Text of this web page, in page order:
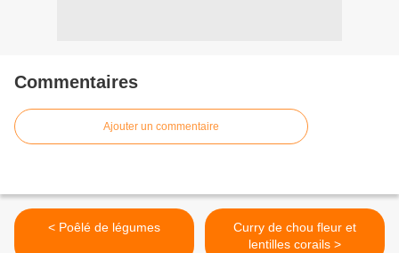
Commentaires
Ajouter un commentaire
< Poêlé de légumes
Curry de chou fleur et
lentilles corails >